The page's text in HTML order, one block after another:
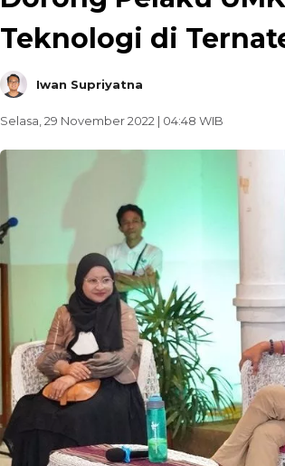
Teknologi di
Iwan Supriyatna
Selasa, 29 November 2022 | 04:48 WIB